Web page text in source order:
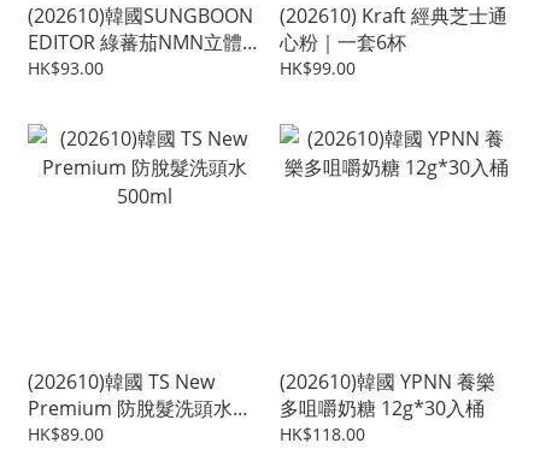
(202610)韓國SUNGBOON
EDITOR 綠蕃茄NMN立體
塑顏毛孔精華75ml升級版
HK$93.00
(202610) Kraft 經典芝士通
心粉｜一套6杯
HK$99.00
(202610)韓國 TS New
Premium 防脫髮洗頭水
500ml
HK$89.00
(202610)韓國 YPNN 養樂
多咀嚼奶糖 12g*30入桶
HK$118.00